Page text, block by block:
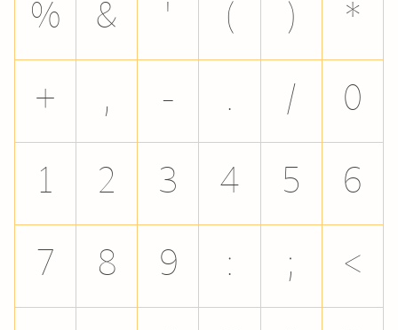
% & ' ( ) *
+ , - . / 0
1 2 3 4 5 6
7 8 9 : ; <